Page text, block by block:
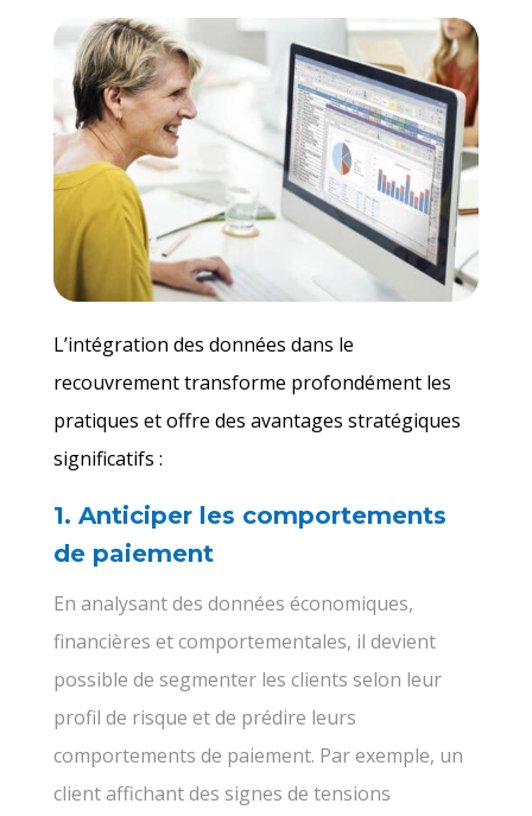
L’intégration des données dans le
recouvrement transforme profondément les
pratiques et offre des avantages stratégiques
significatifs :
1. Anticiper les comportements
de paiement
En analysant des données économiques,
financières et comportementales, il devient
possible de segmenter les clients selon leur
profil de risque et de prédire leurs
comportements de paiement. Par exemple, un
client affichant des signes de tensions